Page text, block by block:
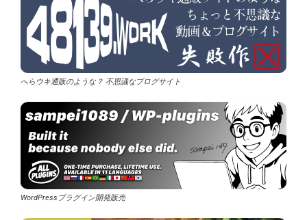
へらウキ通販のような？ 不思議なブログサイト
WordPressプラグイン開発販売